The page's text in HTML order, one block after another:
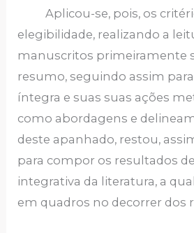
Aplicou-se, pois, os
elegibilidade, realizando a
manuscritos primeiramente
resumo, seguindo assim
íntegra e suas suas ações
como abordagens e
deste apanhado, restou,
para compor os resultados
integrativa da literatura, a
em quadros no decorrer dos